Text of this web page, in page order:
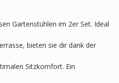
Gartenstühlen im 2er Set. Ideal
bieten sie dir dank der
Sitzkomfort. Ein